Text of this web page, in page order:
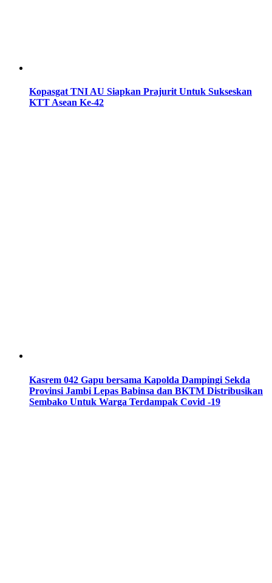
Kopasgat TNI AU Siapkan Prajurit Untuk Sukseskan
KTT Asean Ke-42
Kasrem 042 Gapu bersama Kapolda Dampingi Sekda
Provinsi Jambi Lepas Babinsa dan BKTM Distribusikan
Sembako Untuk Warga Terdampak Covid -19